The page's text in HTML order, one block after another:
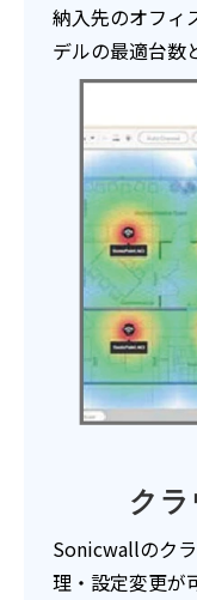
納入先のオフィ
デルの最適台数
ク
Sonicwallのク
理・設定変更が